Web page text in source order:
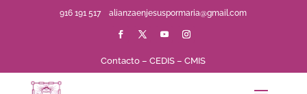
916 191 517alianzaenjesuspormaria@gmail.com
Contacto –CEDIS –CMIS